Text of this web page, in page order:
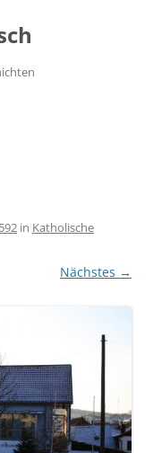
in Katholische
Nächstes →